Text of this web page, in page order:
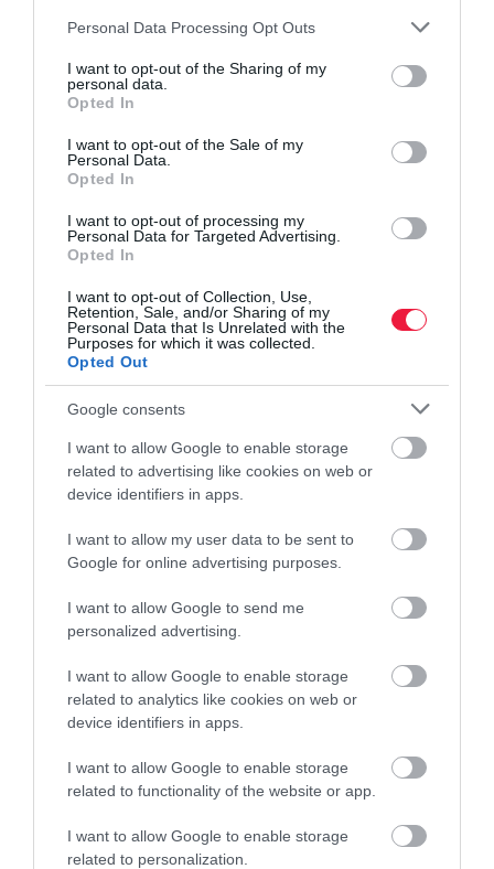
Please note that this website/app uses one or more Google
not limited to your visit or usage behaviour. You may click to
grant or deny consent to Google and its third-party tags to
use your data for below specified purposes in below Google
consent section.
Personal Data Processing Opt Outs
I want to opt-out of the Sharing of my
personal data.
Opted In
I want to opt-out of the Sale of my
Personal Data.
Opted In
I want to opt-out of processing my
Personal Data for Targeted Advertising.
Opted In
I want to opt-out of Collection, Use,
Retention, Sale, and/or Sharing of my
Personal Data that Is Unrelated with the
Purposes for which it was collected.
Opted Out
Google consents
I want to allow Google to enable storage
related to advertising like cookies on web or
device identifiers in apps.
I want to allow my user data to be sent to
Google for online advertising purposes.
I want to allow Google to send me
personalized advertising.
I want to allow Google to enable storage
related to analytics like cookies on web or
device identifiers in apps.
I want to allow Google to enable storage
related to functionality of the website or app.
I want to allow Google to enable storage
related to personalization.
brazília európai unió húsipar leállítás
Levizsgázott Brüsszel új határregisztrációs
rendszere
Az Európai Unió új határregisztrációs rendszere (EES) elvileg